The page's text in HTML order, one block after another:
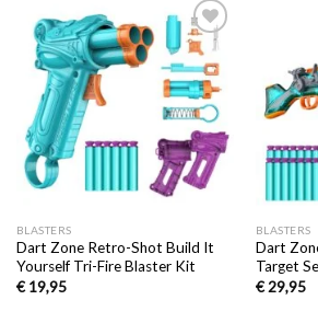
Toevoegen
aan
verlanglijst
BLASTERS
Dart Zone Retro-Shot Build It
Yourself Tri-Fire Blaster Kit
€19,95
BLASTERS
Dart
Target
€29,95